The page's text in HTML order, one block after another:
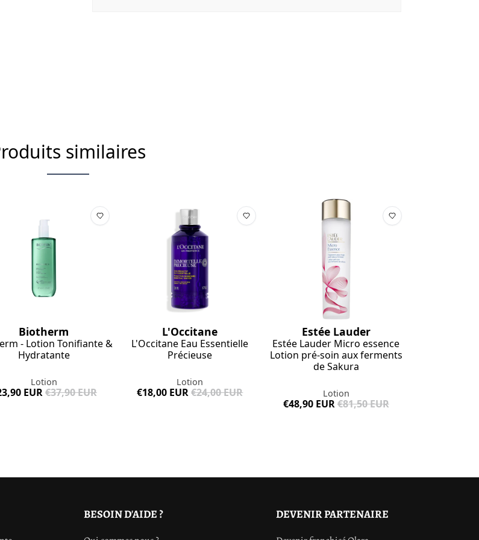
similaires
Biotherm
- Lotion Tonifiante &
Hydratante
Lotion
EUR€37,90 EUR
L'Occitane
L'Occitane Eau Essentielle
Précieuse
Lotion
€18,00 EUR€24,00 EUR
Estée Lauder
Estée Lauder Micro essence
Lotion pré-soin aux ferments
de Sakura
Lotion
€48,90 EUR€81,50 EUR
BESOIN D'AIDE ? DEVENIR PARTENAIRE